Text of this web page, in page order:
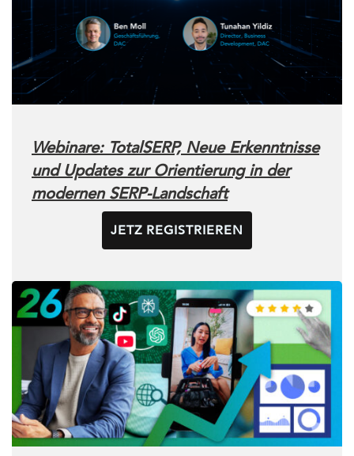
Webinare: TotalSERP, Neue Erkenntnisse
und Updates zur Orientierung in der
modernen SERP-Landschaft
JETZ REGISTRIEREN